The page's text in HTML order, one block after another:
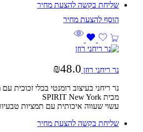
שליחת בקשה להצעת מחיר
נר ריחני רוזן ₪48.0
נר ריחני בעיצוב רומנטי בכלי זכוכית
מבית SPIRIT New York
עשוי שעווה איכותית עם תמציות
שליחת בקשה להצעת מחיר